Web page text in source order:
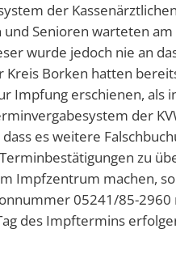
der
und Senioren warteten
wurde jedoch nie an
Borken hatten
Impfung erschienen, als
der
es weitere
zu
Impfzentrum machen,
05241/85-2960
des Impftermins